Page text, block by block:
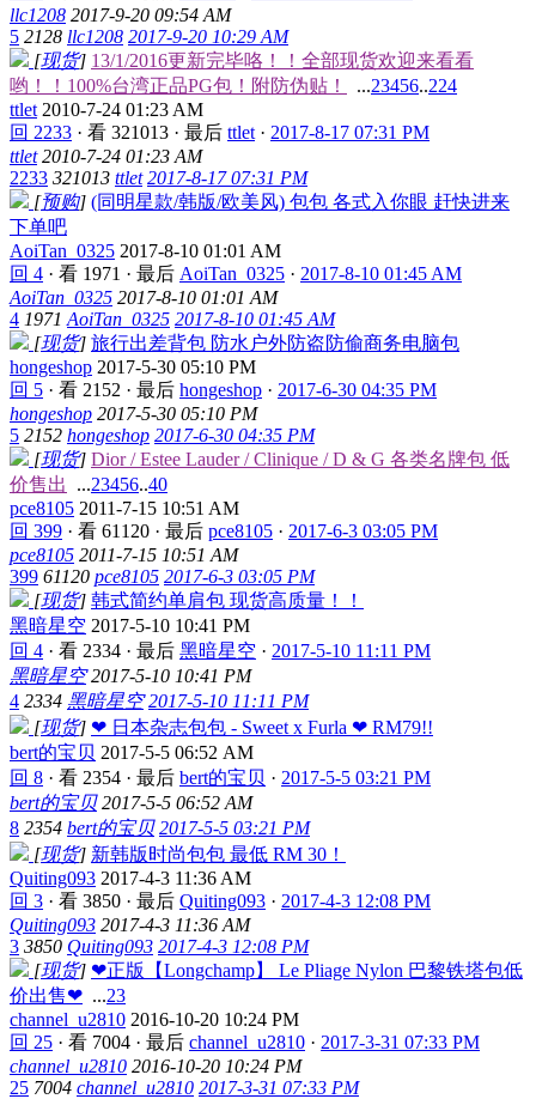
llc1208 2017-9-20 09:54 AM
5 2128 llc1208 2017-9-20 10:29 AM
[现货] 13/1/2016更新完毕咯！！全部现货欢迎来看看
哟！！100%台湾正品PG包！附防伪贴！
...23456..224
ttlet 2010-7-24 01:23 AM
回 2233 · 看 321013 · 最后 ttlet · 2017-8-17 07:31 PM
ttlet 2010-7-24 01:23 AM
2233 321013 ttlet 2017-8-17 07:31 PM
[预购] (同明星款/韩版/欧美风) 包包 各式入你眼 赶快进来
下单吧
AoiTan_0325 2017-8-10 01:01 AM
回 4 · 看 1971 · 最后 AoiTan_0325 · 2017-8-10 01:45 AM
AoiTan_0325 2017-8-10 01:01 AM
4 1971 AoiTan_0325 2017-8-10 01:45 AM
[现货] 旅行出差背包 防水户外防盗防偷商务电脑包
hongeshop 2017-5-30 05:10 PM
回 5 · 看 2152 · 最后 hongeshop · 2017-6-30 04:35 PM
hongeshop 2017-5-30 05:10 PM
5 2152 hongeshop 2017-6-30 04:35 PM
[现货] Dior / Estee Lauder / Clinique / D & G 各类名牌包 低
价售出
...23456..40
pce8105 2011-7-15 10:51 AM
回 399 · 看 61120 · 最后 pce8105 · 2017-6-3 03:05 PM
pce8105 2011-7-15 10:51 AM
399 61120 pce8105 2017-6-3 03:05 PM
[现货] 韩式简约单肩包 现货高质量！！
黑暗星空 2017-5-10 10:41 PM
回 4 · 看 2334 · 最后 黑暗星空 · 2017-5-10 11:11 PM
黑暗星空 2017-5-10 10:41 PM
4 2334 黑暗星空 2017-5-10 11:11 PM
[现货] ❤ 日本杂志包包 - Sweet x Furla ❤ RM79!!
bert的宝贝 2017-5-5 06:52 AM
回 8 · 看 2354 · 最后 bert的宝贝 · 2017-5-5 03:21 PM
bert的宝贝 2017-5-5 06:52 AM
8 2354 bert的宝贝 2017-5-5 03:21 PM
[现货] 新韩版时尚包包 最低 RM 30！
Quiting093 2017-4-3 11:36 AM
回 3 · 看 3850 · 最后 Quiting093 · 2017-4-3 12:08 PM
Quiting093 2017-4-3 11:36 AM
3 3850 Quiting093 2017-4-3 12:08 PM
[现货] ❤正版【Longchamp】 Le Pliage Nylon 巴黎铁塔包低
价出售❤ ...23
channel_u2810 2016-10-20 10:24 PM
回 25 · 看 7004 · 最后 channel_u2810 · 2017-3-31 07:33 PM
channel_u2810 2016-10-20 10:24 PM
25 7004 channel_u2810 2017-3-31 07:33 PM